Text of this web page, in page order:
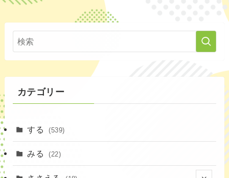
カテゴリー
する (539)
みる (22)